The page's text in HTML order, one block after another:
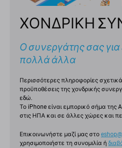
ΧΟΝΔΡΙΚΗ
Ο συνεργάτης σας για
πολλά άλλα
Περισσότερες πληροφορίες
προϋποθέσεις της χονδρικής
εδώ.
Το iPhone είναι εμπορικό σήμα της
στις ΗΠΑ και σε άλλες χώρες και
Επικοινωνήστε μαζί μας στο
χρησιμοποιήστε τη συνομιλία ή